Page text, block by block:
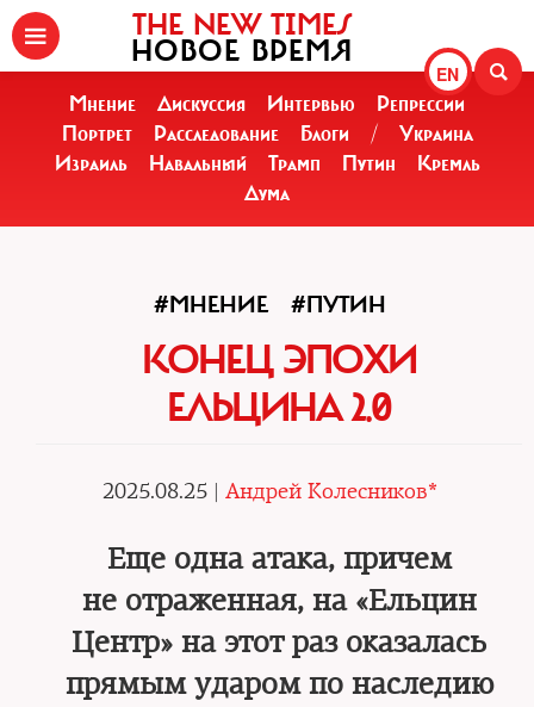
EN
THE NEW TIMES
НОВОЕ ВРЕМЯ
Мнение Дискуссия Интервью
Репрессии
Портрет
Расследование Блоги /
Украина
Израиль
Навальный Трамп Путин
Кремль
Дума
#МНЕНИЕ #ПУТИН
КОНЕЦ ЭПОХИ
ЕЛЬЦИНА 2.0
2025.08.25 | Андрей Колесников*
Еще одна атака, причем
не отраженная, на «Ельцин
Центр» на этот раз оказалась
прямым ударом по наследию